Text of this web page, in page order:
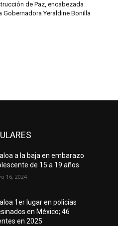
de Paz, encabezada
Gobernadora Yeraldine Bonilla
a la baja en embarazo
de 15 a 19 años
16, 2024
1er lugar en policías
en México; 46
en 2025